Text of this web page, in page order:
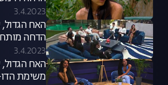
3.4.2023
הדחה מותח
3.4.2023
משימת